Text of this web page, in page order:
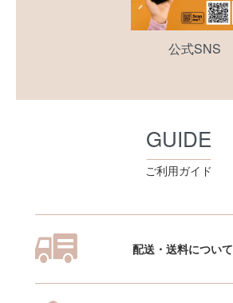
公式SNS
GUIDE
ご利用ガイド
配送・送料について